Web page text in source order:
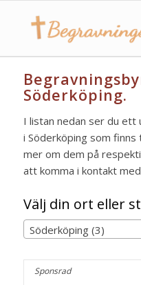
Söderköping.
I listan nedan ser du ett
i Söderköping som finns
mer om dem på
att komma i kontakt
Välj din ort eller
Söderköping (3)
Sponsrad